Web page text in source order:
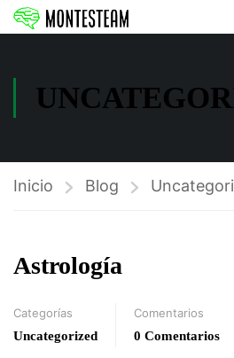
Inicio Blog
Astrología
Categorías
Uncategorized
Comentarios
0 Comentarios